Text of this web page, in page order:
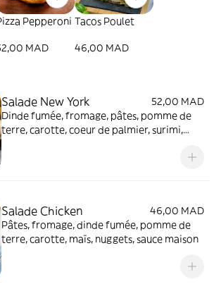
Pepperoni
MAD
Tacos Poulet
46,00 MAD
Salade New York
52,00 MAD
Dinde fumée, fromage, pâtes, pomme de
terre, carotte, coeur de palmier, surimi,
Salade Chicken
46,00 MAD
Pâtes, fromage, dinde fumée, pomme de
terre, carotte, maïs, nuggets, sauce maison